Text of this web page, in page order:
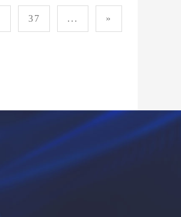
37 ... »